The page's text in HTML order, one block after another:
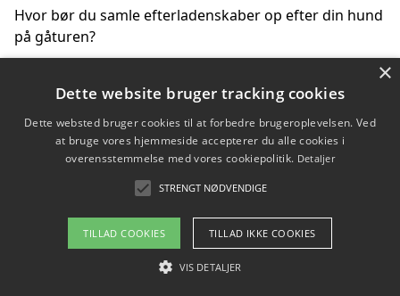
Hvor bør du samle efterladenskaber op efter din hund
på gåturen?
Sådan rydder du effektivt op efter et stort event
Copyright 2026 - Pilanto Aps
Om / kontakt
Blog Betingelser
×
Dette website bruger tracking cookies
Dette websted bruger cookies til at forbedre brugeroplevelsen. Ved
at bruge vores hjemmeside accepterer du alle cookies i
overensstemmelse med vores cookiepolitik. Detaljer
STRENGT NØDVENDIGE
TILLAD COOKIES TILLAD IKKE COOKIES
VIS DETALJER